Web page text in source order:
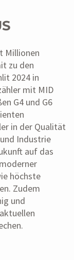
Millionen
zu den
2024 in
mit MID
G4 und G6
in der Qualität
Industrie
auf das
höchste
Zudem
und